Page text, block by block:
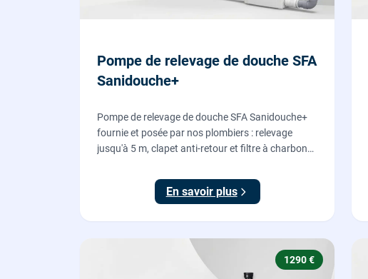
Pompe de relevage de douche SFA
Sanidouche+
Pompe de relevage de douche SFA Sanidouche+
fournie et posée par nos plombiers : relevage
jusqu'à 5 m, clapet anti-retour et filtre à charbon
sous le niveau d'évacuation.
En savoir plus
1290 €